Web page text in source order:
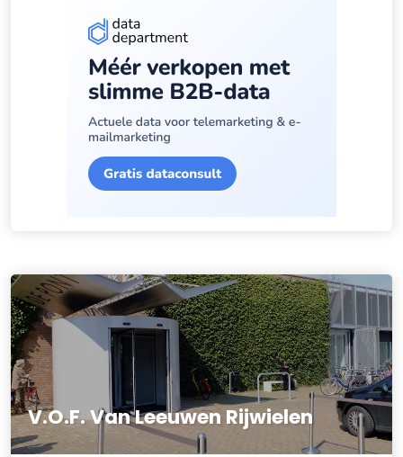
V.O.F. Van Leeuwen Rijwielen